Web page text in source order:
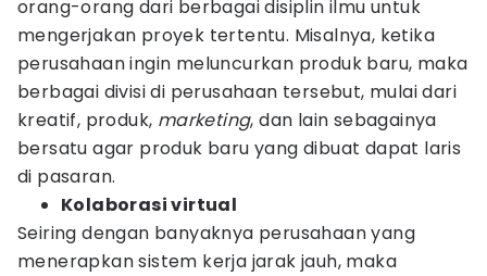
orang-orang dari berbagai disiplin ilmu untuk
mengerjakan proyek tertentu. Misalnya, ketika
perusahaan ingin meluncurkan produk baru, maka
berbagai divisi di perusahaan tersebut, mulai dari
kreatif, produk, marketing, dan lain sebagainya
bersatu agar produk baru yang dibuat dapat laris
di pasaran.
Kolaborasi virtual
Seiring dengan banyaknya perusahaan yang
menerapkan sistem kerja jarak jauh, maka